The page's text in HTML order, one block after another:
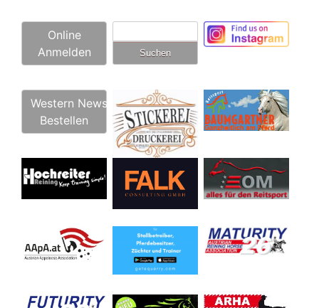
Online
Anmelden
nach:
Western News
Bestellen